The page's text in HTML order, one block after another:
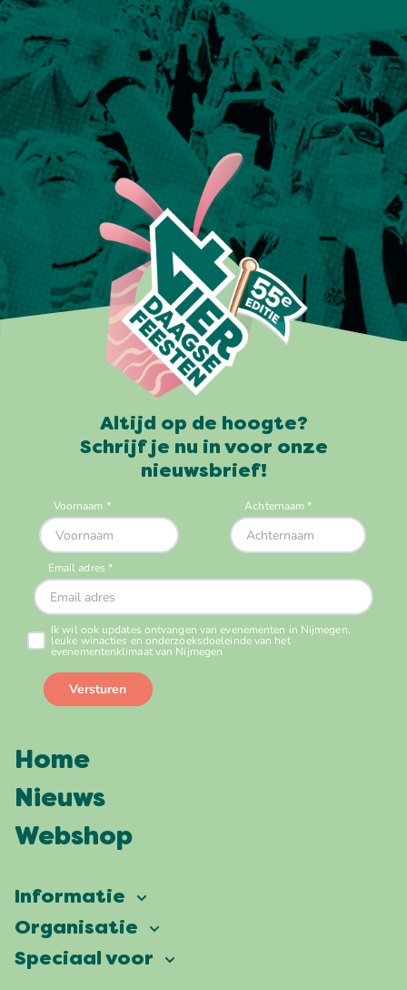
Altijd op de hoogte?
Schrijf je nu in voor onze
nieuwsbrief!
Home
Nieuws
Webshop
Informatie
Vierdaagsefeesten
Veelgestelde vragen
Organisatie
Onze ambitie
Speciaal voor